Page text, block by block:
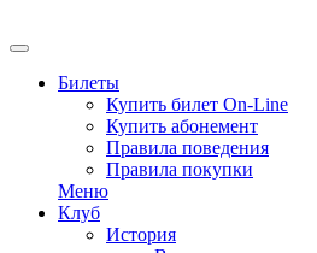
Билеты
Купить билет On-Line
Купить абонемент
Правила поведения
Правила покупки
Меню
Клуб
История